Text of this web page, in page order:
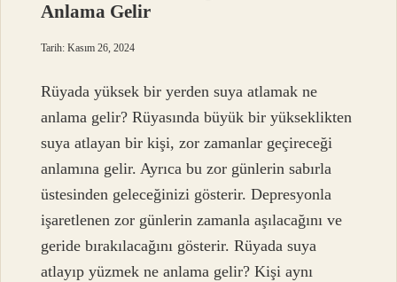
Anlama Gelir
Tarih: Kasım 26, 2024
Rüyada yüksek bir yerden suya atlamak ne
anlama gelir? Rüyasında büyük bir yükseklikten
suya atlayan bir kişi, zor zamanlar geçireceği
anlamına gelir. Ayrıca bu zor günlerin sabırla
üstesinden geleceğinizi gösterir. Depresyonla
işaretlenen zor günlerin zamanla aşılacağını ve
geride bırakılacağını gösterir. Rüyada suya
atlayıp yüzmek ne anlama gelir? Kişi aynı